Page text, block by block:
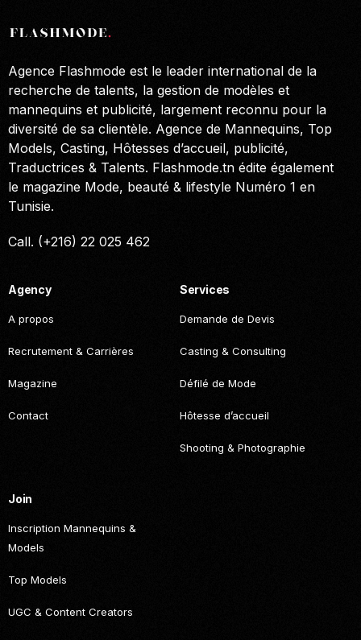
Agence Flashmode est le leader international de la
recherche de talents, la gestion de modèles et
mannequins et publicité, largement reconnu pour la
diversité de sa clientèle. Agence de Mannequins, Top
Models, Casting, Hôtesses d’accueil, publicité,
Traductrices & Talents. Flashmode.tn édite également
le magazine Mode, beauté & lifestyle Numéro 1 en
Tunisie.
Call. (+216) 22 025 462
Agency
A propos
Recrutement & Carrières
Magazine
Contact
Services
Demande de Devis
Casting & Consulting
Défilé de Mode
Hôtesse d’accueil
Shooting & Photographie
Join
Inscription Mannequins &
Models
Top Models
UGC & Content Creators